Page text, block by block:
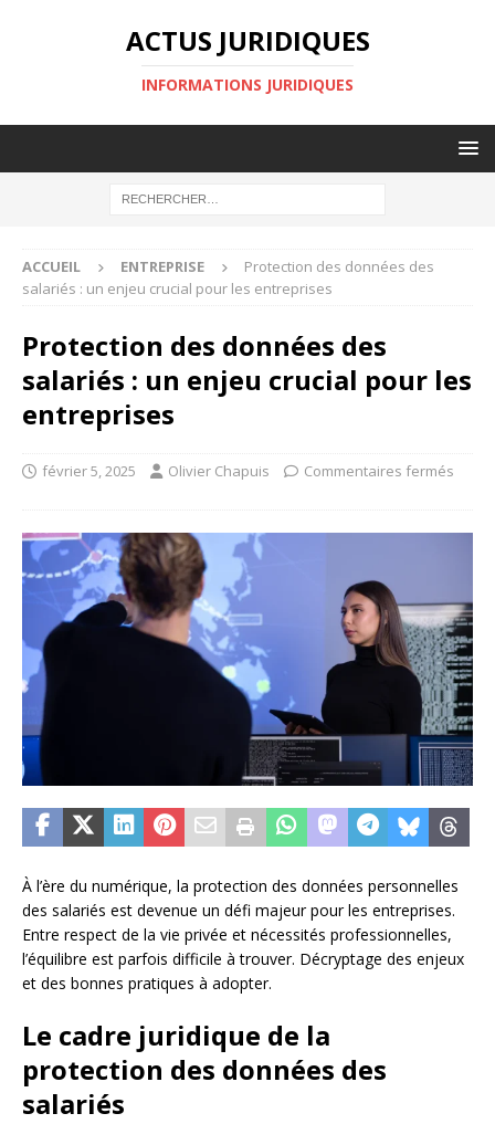
ACTUS JURIDIQUES
INFORMATIONS JURIDIQUES
ACCUEIL ENTREPRISE
Protection des données des
salariés : un enjeu crucial pour les entreprises
Protection des données des
salariés : un enjeu crucial pour les
entreprises
février 5, 2025 Olivier Chapuis Commentaires fermés
À l’ère du numérique, la protection des données personnelles
des salariés est devenue un défi majeur pour les entreprises.
Entre respect de la vie privée et nécessités professionnelles,
l’équilibre est parfois difficile à trouver. Décryptage des enjeux
et des bonnes pratiques à adopter.
Le cadre juridique de la
protection des données des
salariés